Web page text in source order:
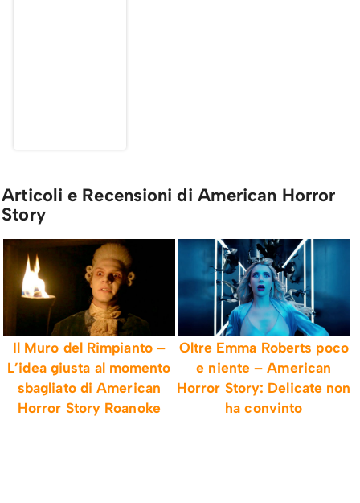
Articoli e Recensioni di American Horror
Story
Il Muro del Rimpianto –
L’idea giusta al momento
sbagliato di American
Horror Story Roanoke
Oltre Emma Roberts poco
e niente – American
Horror Story: Delicate non
ha convinto